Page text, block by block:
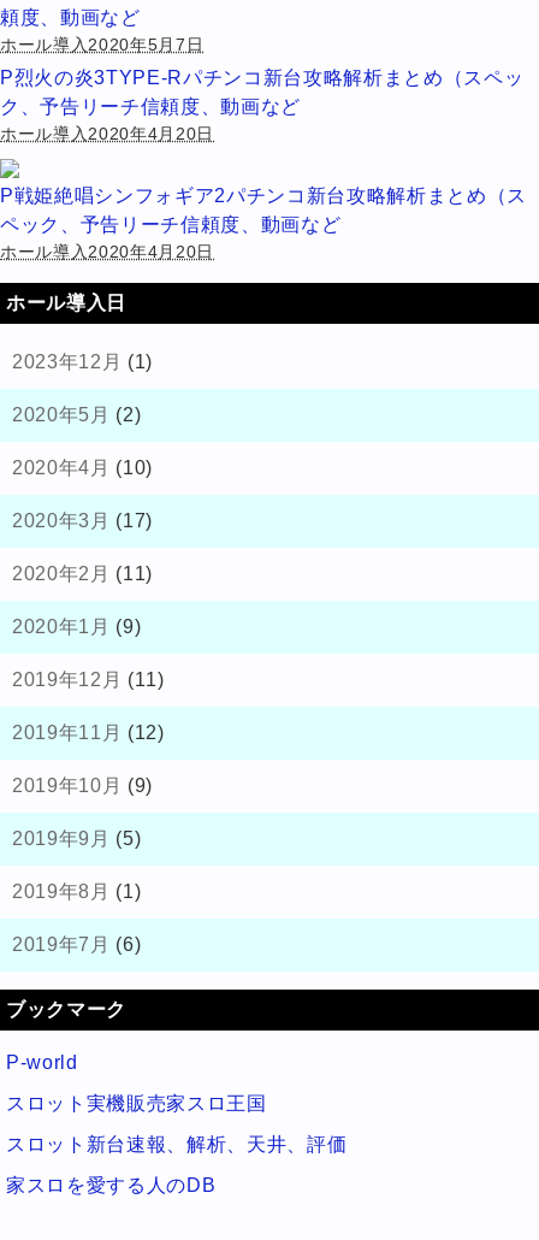
頼度、動画など
ホール導入2020年5月7日
P烈火の炎3TYPE-Rパチンコ新台攻略解析まとめ（スペッ
ク、予告リーチ信頼度、動画など
ホール導入2020年4月20日
P戦姫絶唱シンフォギア2パチンコ新台攻略解析まとめ（ス
ペック、予告リーチ信頼度、動画など
ホール導入2020年4月20日
ホール導入日
2023年12月 (1)
2020年5月 (2)
2020年4月 (10)
2020年3月 (17)
2020年2月 (11)
2020年1月 (9)
2019年12月 (11)
2019年11月 (12)
2019年10月 (9)
2019年9月 (5)
2019年8月 (1)
2019年7月 (6)
ブックマーク
P-world
スロット実機販売家スロ王国
スロット新台速報、解析、天井、評価
家スロを愛する人のDB